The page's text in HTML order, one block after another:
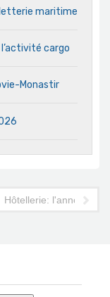
maritime
l’activité cargo
Monastir
de l'ONTT
Hôtellerie: l'annonce